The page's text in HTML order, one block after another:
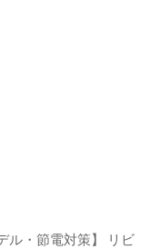
ル・節電対策】 リビ